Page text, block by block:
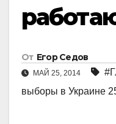
От Егор Седов
МАЙ 25, 2014
выборы в Украине